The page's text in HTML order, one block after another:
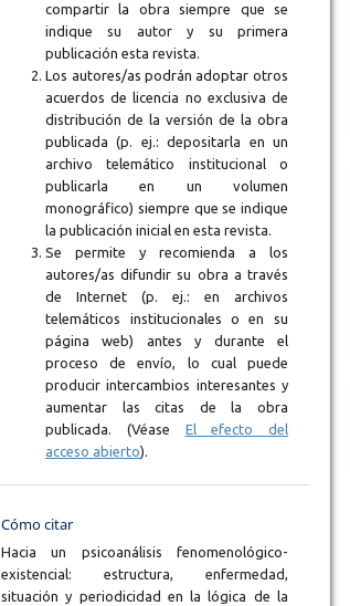
compartir la obra siempre que se
indique su autor y su primera
publicación esta revista.
Los autores/as podrán adoptar otros
acuerdos de licencia no exclusiva de
distribución de la versión de la obra
publicada (p. ej.: depositarla en un
archivo telemático institucional o
publicarla en un volumen
monográfico) siempre que se indique
la publicación inicial en esta revista.
Se permite y recomienda a los
autores/as difundir su obra a través
de Internet (p. ej.: en archivos
telemáticos institucionales o en su
página web) antes y durante el
proceso de envío, lo cual puede
producir intercambios interesantes y
aumentar las citas de la obra
publicada. (Véase El efecto del
acceso abierto).
Cómo citar
Hacia un psicoanálisis fenomenológico-
existencial: estructura, enfermedad,
situación y periodicidad en la lógica de la